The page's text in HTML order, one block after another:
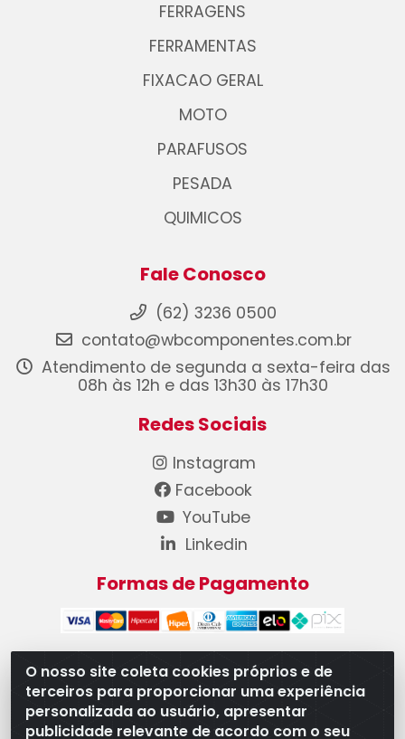
O nosso site coleta cookies próprios e de
terceiros para proporcionar uma experiência
personalizada ao usuário, apresentar
publicidade relevante de acordo com o seu
FERRAGENS
FERRAMENTAS
FIXACAO GERAL
MOTO
PARAFUSOS
PESADA
QUIMICOS
Fale Conosco
(62) 3236 0500
contato@wbcomponentes.com.br
Atendimento de segunda a sexta-feira das
08h às 12h e das 13h30 às 17h30
Redes Sociais
Instagram
Facebook
YouTube
Linkedin
Formas de Pagamento
WB Componentes Automotivos LTDA - CNPJ
08.528.393/0001-12 - Rua do Níquel, 667 - Parque
Oeste Industrial, Goiânia/GO - CEP 74375-660